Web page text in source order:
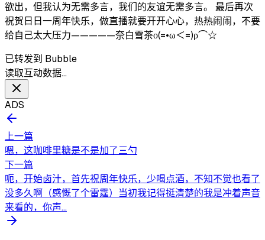
欲出，但我认为无需多言，我们的友谊无需多言。 最后再次
祝贺日日一周年快乐，做直播就要开开心心，热热闹闹，不要
给自己太大压力—————奈白雪茶ο(=•ω＜=)ρ⌒☆
已转发到 Bubble
读取互动数据…
ADS
上一篇
嗯，这咖啡里糖是不是加了三勺
下一篇
呃，开始卤汁，首先祝周年快乐，少喝点酒，不知不觉也看了
没多久啊（感慨了个雷霆）当初我记得挺清楚的我是冲着声音
来看的，你声...